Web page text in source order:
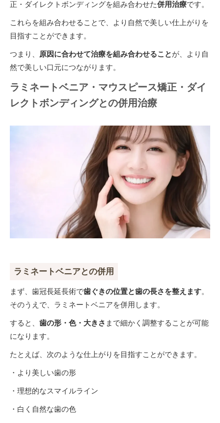
正・ダイレクトボンディングを組み合わせた併用治療です。
これらを組み合わせることで、より自然で美しい仕上がりを
目指すことができます。
つまり、 原因に合わせて治療を組み合わせることが、より自
然で美しい口元につながります。
ラミネートベニア・マウスピース矯正・ダイ
レクトボンディングとの併用治療
ラミネートベニアとの併用
まず、歯冠長延長術で歯ぐきの位置と歯の長さを整えます。
そのうえで、ラミネートベニアを併用します。
すると、 歯の形・色・大きさ まで細かく調整することが可能
になります。
たとえば、次のような仕上がりを目指すことができます。
・より美しい歯の形
・理想的なスマイルライン
・白く自然な歯の色